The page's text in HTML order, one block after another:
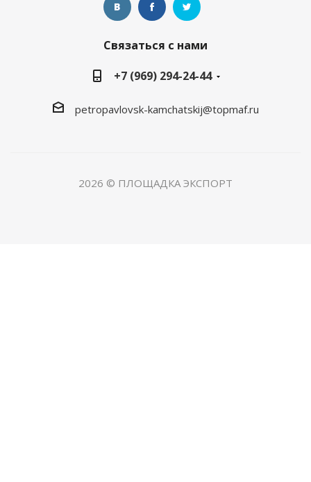
Связаться с нами
+7 (969) 294-24-44
petropavlovsk-kamchatskij@topmaf.ru
2026 © ПЛОЩАДКА ЭКСПОРТ